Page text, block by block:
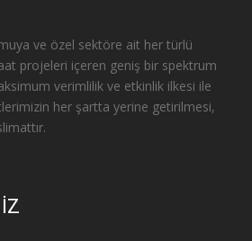
ve özel sektöre ait her türlü
projeleri içeren geniş bir spektrum
verimlilik ve etkinlik ilkesi ile
her şartta yerine getirilmesi,